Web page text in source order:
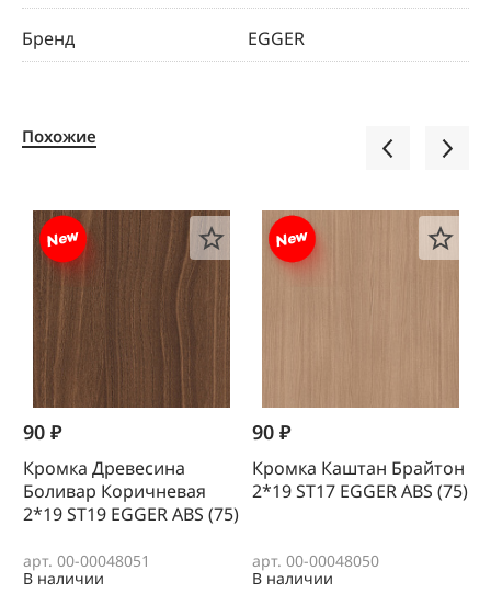
Бренд EGGER
Похожие
90 ₽
Кромка Древесина
Боливар Коричневая
2*19 SТ19 EGGER ABS (75)
арт. 00-00048051
В наличии
90 ₽
Кромка Каштан Брайтон
2*19 SТ17 EGGER ABS (75)
арт. 00-00048050
В наличии